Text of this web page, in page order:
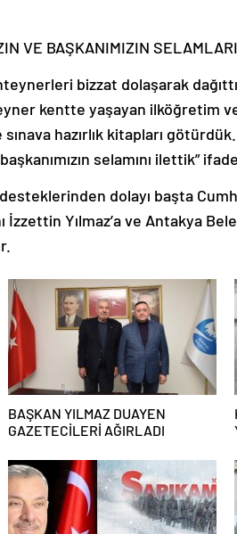
VE BAŞKANIMIZIN
bizzat dolaşarak
kentte yaşayan ilköğretim ve
hazırlık kitapları götürdük.
selamını ilettik”
dolayı başta
Yılmaz’a ve Antakya
BAŞKAN YILMAZ DUAYEN
GAZETECİLERİ AĞIRLADI